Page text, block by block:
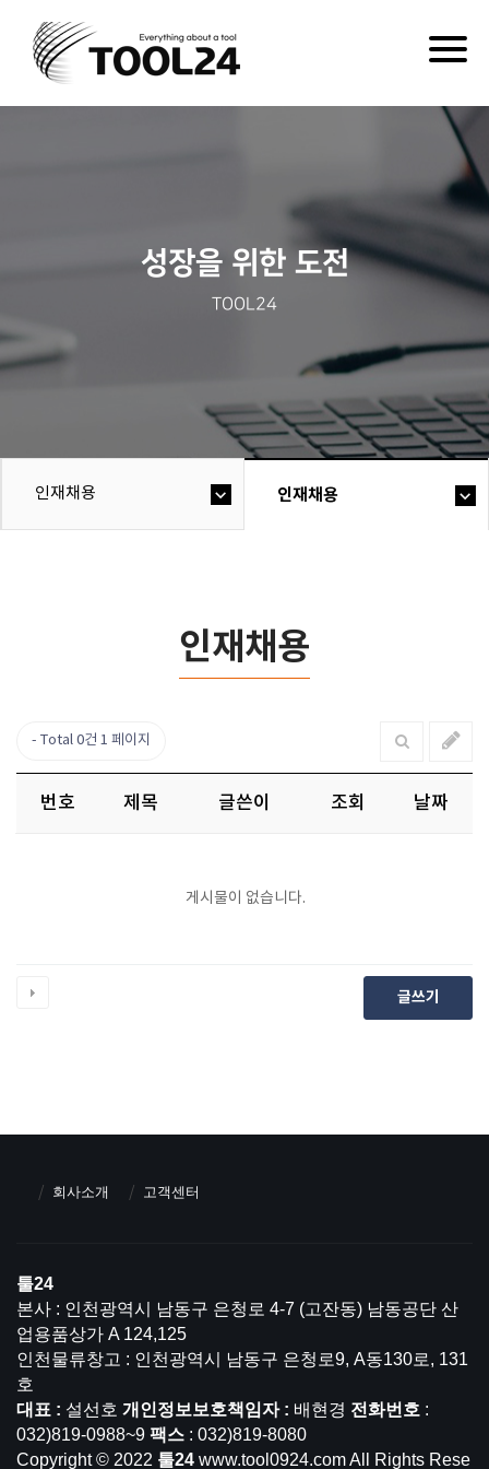
성장을 위한 도전
TOOL24
인재채용 인재채용
인재채용
Total 0건 1 페이지
번호 제목 글쓴이 조회 날짜
게시물이 없습니다.
글쓰기
회사소개 고객센터
툴24
본사 : 인천광역시 남동구 은청로 4-7 (고잔동) 남동공단 산
업용품상가 A 124,125
인천물류창고 : 인천광역시 남동구 은청로9, A동130로, 131
호
대표 : 설선호 개인정보보호책임자 : 배현경 전화번호 :
032)819-0988~9 팩스 : 032)819-8080
Copyright © 2022 툴24 www.tool0924.com All Rights Rese